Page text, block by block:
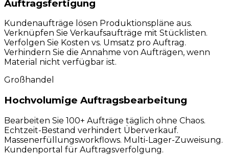
Auftragsfertigung
Kundenaufträge lösen Produktionspläne aus.
Verknüpfen Sie Verkaufsaufträge mit Stücklisten.
Verfolgen Sie Kosten vs. Umsatz pro Auftrag.
Verhindern Sie die Annahme von Aufträgen, wenn
Material nicht verfügbar ist.
Großhandel
Hochvolumige Auftragsbearbeitung
Bearbeiten Sie 100+ Aufträge täglich ohne Chaos.
Echtzeit-Bestand verhindert Überverkauf.
Massenerfüllungsworkflows. Multi-Lager-Zuweisung.
Kundenportal für Auftragsverfolgung.